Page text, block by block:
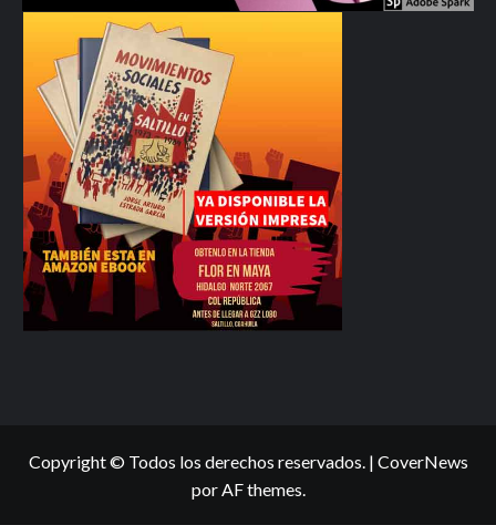
Copyright © Todos los derechos reservados. | CoverNews
por AF themes.